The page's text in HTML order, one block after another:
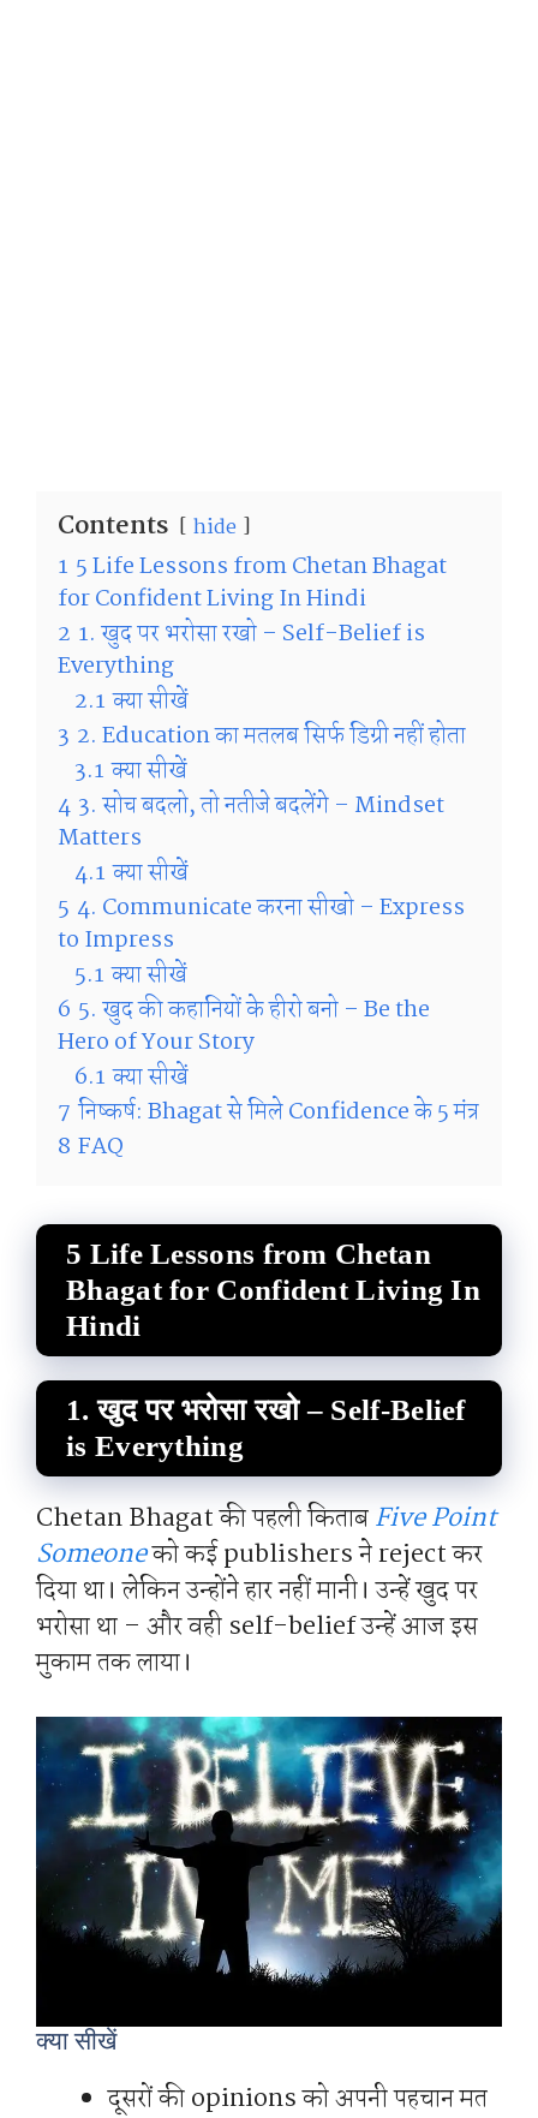
Contents hide
1 5 Life Lessons from Chetan Bhagat
for Confident Living In Hindi
2 1. खुद पर भरोसा रखो – Self-Belief is
Everything
2.1 क्या सीखें
3 2. Education का मतलब सिर्फ डिग्री नहीं होता
3.1 क्या सीखें
4 3. सोच बदलो, तो नतीजे बदलेंगे – Mindset
Matters
4.1 क्या सीखें
5 4. Communicate करना सीखो – Express
to Impress
5.1 क्या सीखें
6 5. खुद की कहानियों के हीरो बनो – Be the
Hero of Your Story
6.1 क्या सीखें
7 निष्कर्ष: Bhagat से मिले Confidence के 5 मंत्र
8 FAQ
5 Life Lessons from Chetan
Bhagat for Confident Living In
Hindi
1. खुद पर भरोसा रखो – Self-Belief
is Everything
Chetan Bhagat की पहली किताबFive Point
Someoneको कई publishers ने reject कर
दिया था। लेकिन उन्होंने हार नहीं मानी। उन्हें खुद पर
भरोसा था – और वही self-belief उन्हें आज इस
मुकाम तक लाया।
क्या सीखें
दूसरों की opinions को अपनी पहचान मत